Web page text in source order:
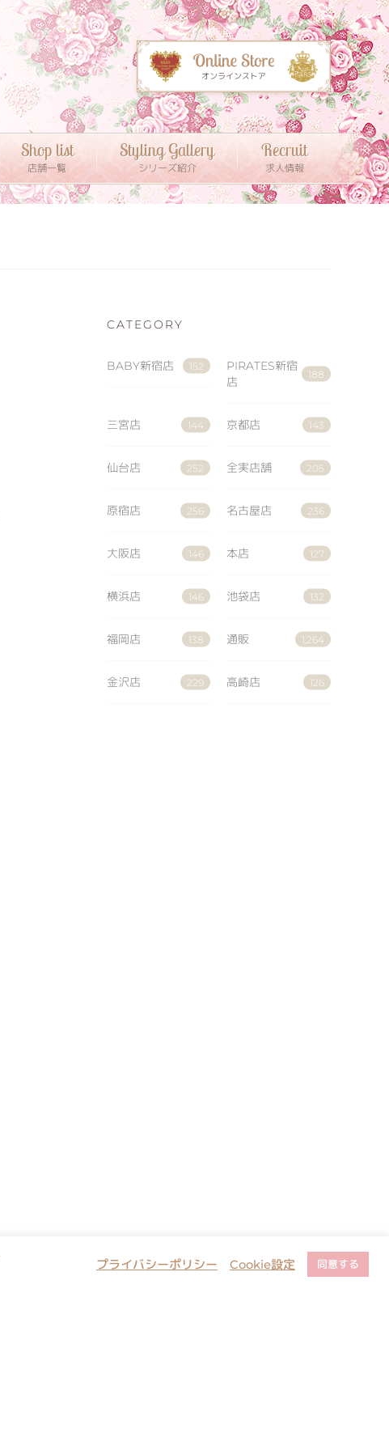
Shop list
店舗一覧
Styling Gallery
シリーズ紹介
Recruit
求人情報
CATEGORY
BABY新宿店 152
PIRATES新宿
店
188
三宮店 144 京都店 143
仙台店 252 全実店舗 205
原宿店 256 名古屋店 236
大阪店 146 本店 127
横浜店 146 池袋店 132
福岡店 138 通販 1,264
金沢店 229 高崎店 126
プライバシーポリシー Cookie設定 同意する